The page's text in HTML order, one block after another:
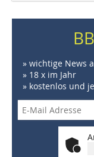
» wichtige News
» 18 x im Jahr
» kostenlos und